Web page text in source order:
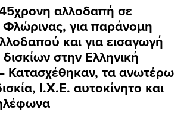
αλλοδαπή σε
Φλώρινας, για παράνομη
και για εισαγωγή
στην Ελληνική
Κατασχέθηκαν, τα ανωτέρω
Ι.Χ.Ε. αυτοκίνητο και